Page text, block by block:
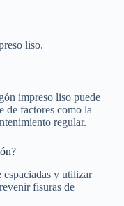
liso.
impreso liso puede
de factores como la
regular.
espaciadas y utilizar
fisuras de